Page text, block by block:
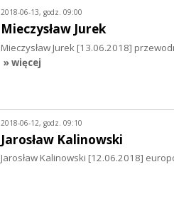
2018-06-13, godz. 09:00
Mieczysław Jurek
Mieczysław Jurek [13.06.2018]
» więcej
2018-06-12, godz. 09:10
Jarosław Kalinowski
Jarosław Kalinowski [12.06.2018]